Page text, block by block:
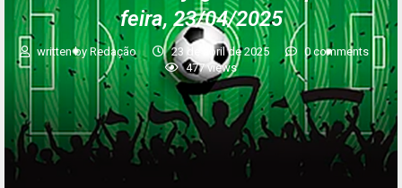
feira, 23/04/2025
written by Redação 23 de abril de 2025
0 comments
477views